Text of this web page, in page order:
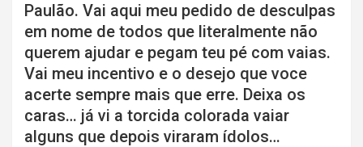
Paulão. Vai aqui meu pedido de desculpas
em nome de todos que literalmente não
querem ajudar e pegam teu pé com vaias.
Vai meu incentivo e o desejo que voce
acerte sempre mais que erre. Deixa os
caras… já vi a torcida colorada vaiar
alguns que depois viraram ídolos…